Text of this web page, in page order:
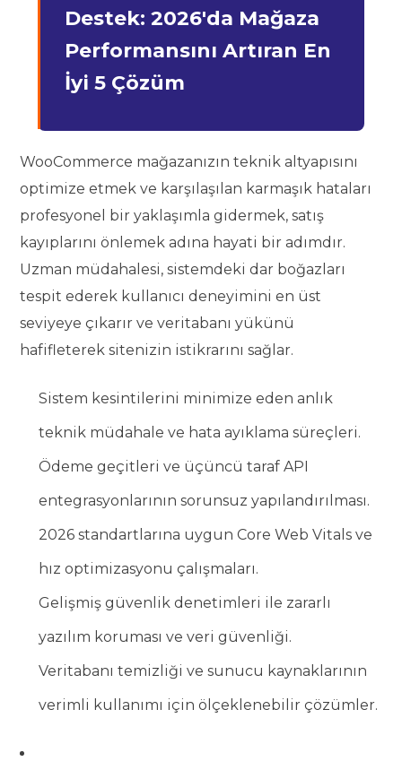
Destek: 2026'da Mağaza
Performansını Artıran En
İyi 5 Çözüm
WooCommerce mağazanızın teknik altyapısını
optimize etmek ve karşılaşılan karmaşık hataları
profesyonel bir yaklaşımla gidermek, satış
kayıplarını önlemek adına hayati bir adımdır.
Uzman müdahalesi, sistemdeki dar boğazları
tespit ederek kullanıcı deneyimini en üst
seviyeye çıkarır ve veritabanı yükünü
hafifleterek sitenizin istikrarını sağlar.
Sistem kesintilerini minimize eden anlık
teknik müdahale ve hata ayıklama süreçleri.
Ödeme geçitleri ve üçüncü taraf API
entegrasyonlarının sorunsuz yapılandırılması.
2026 standartlarına uygun Core Web Vitals ve
hız optimizasyonu çalışmaları.
Gelişmiş güvenlik denetimleri ile zararlı
yazılım koruması ve veri güvenliği.
Veritabanı temizliği ve sunucu kaynaklarının
verimli kullanımı için ölçeklenebilir çözümler.